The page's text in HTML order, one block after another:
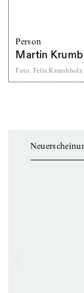
Person
Martin
Foto: Felix Krumbholz